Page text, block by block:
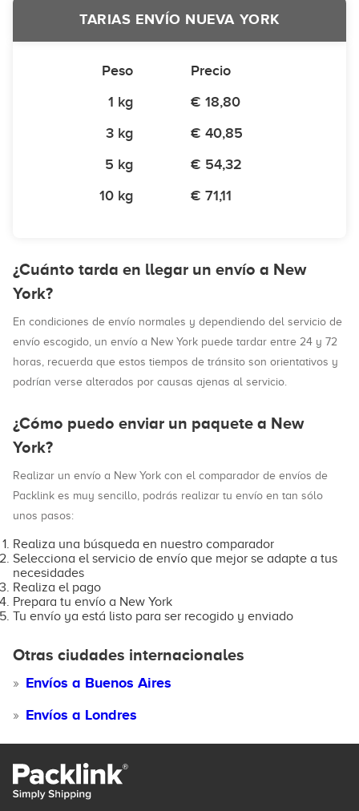
TARIAS ENVÍO NUEVA YORK
Peso
Precio
1 kg
€ 18,80
3 kg
€ 40,85
5 kg
€ 54,32
10 kg
€ 71,11
¿Cuánto tarda en llegar un envío a New
York?
En condiciones de envío normales y dependiendo del servicio de
envío escogido, un envío a New York puede tardar entre 24 y 72
horas, recuerda que estos tiempos de tránsito son orientativos y
podrían verse alterados por causas ajenas al servicio.
¿Cómo puedo enviar un paquete a New
York?
Realizar un envío a New York con el comparador de envíos de
Packlink es muy sencillo, podrás realizar tu envío en tan sólo
unos pasos:
Realiza una búsqueda en nuestro comparador
Selecciona el servicio de envío que mejor se adapte a tus
necesidades
Realiza el pago
Prepara tu envío a New York
Tu envío ya está listo para ser recogido y enviado
Otras ciudades internacionales
Envíos a Buenos Aires
Envíos a Londres